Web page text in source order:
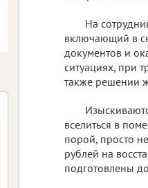
На
включающий в
документов и
ситуациях, при
также решении
вселиться в
порой, просто
рублей на
подготовлены